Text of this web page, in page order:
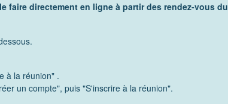
faire directement en ligne à partir des rendez-vous du
à la réunion" .
un compte", puis "S'inscrire à la réunion".